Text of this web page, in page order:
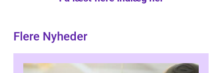
Flere Nyheder